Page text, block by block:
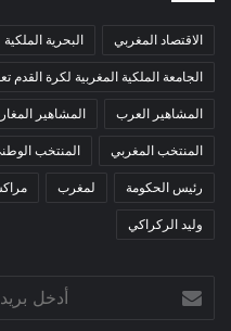
الاقتصاد المغربي البحرية الملكية
الجامعة الملكية المغربية لكرة القدم
المشاهير العرب المشاهير
المنتخب المغربي المنتخب
رئيس الحكومة لمغرب
وليد الركراكي
أدخل
بريدك